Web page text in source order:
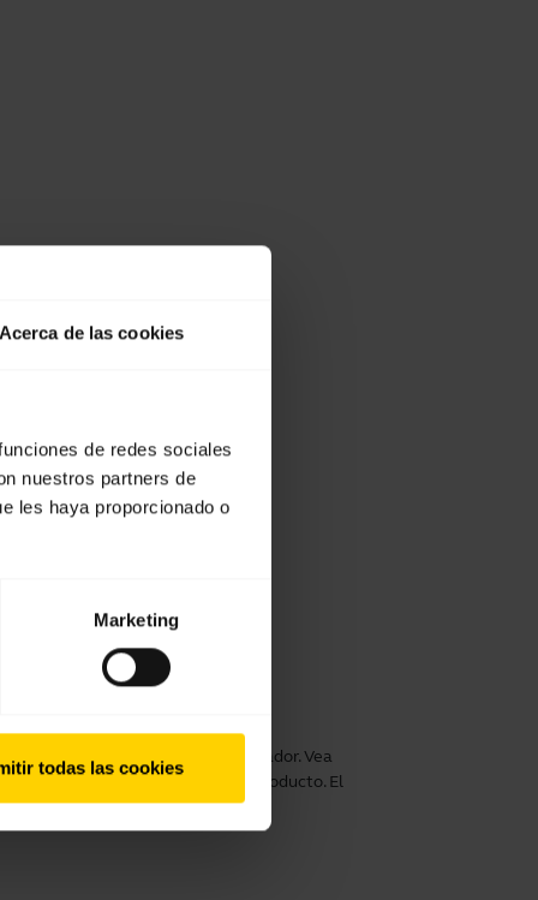
Acerca de las cookies
de redes sociales
nuestros partners de
les haya proporcionado o
Marketing
todas las cookies
Evolve2 30/30 SE con un ordenador. Vea
optimizar su experiencia con el producto. El